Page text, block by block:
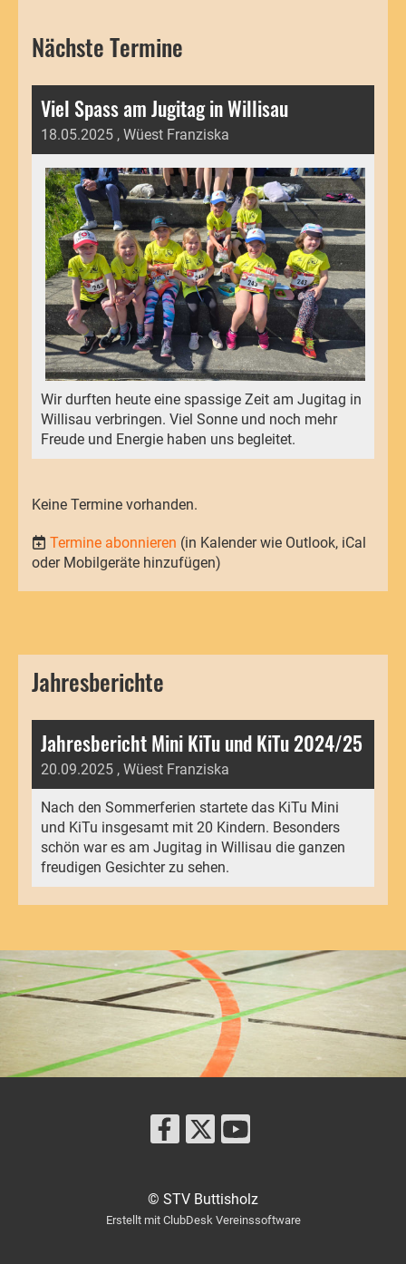
Nächste Termine
Viel Spass am Jugitag in Willisau
18.05.2025 , Wüest Franziska
Wir durften heute eine spassige Zeit am Jugitag in
Willisau verbringen. Viel Sonne und noch mehr
Freude und Energie haben uns begleitet.
Keine Termine vorhanden.
Termine abonnieren (in Kalender wie Outlook, iCal
oder Mobilgeräte hinzufügen)
Jahresberichte
Jahresbericht Mini KiTu und KiTu 2024/25
20.09.2025 , Wüest Franziska
Nach den Sommerferien startete das KiTu Mini
und KiTu insgesamt mit 20 Kindern. Besonders
schön war es am Jugitag in Willisau die ganzen
freudigen Gesichter zu sehen.
© STV Buttisholz
Erstellt mit ClubDesk Vereinssoftware